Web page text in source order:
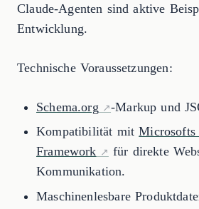
Claude-Agenten sind aktive
Entwicklung.
Technische Voraussetzungen:
Schema.org
-Markup und
Kompatibilität mitMicrosofts
Framework
für direkte
Kommunikation.
Maschinenlesbare